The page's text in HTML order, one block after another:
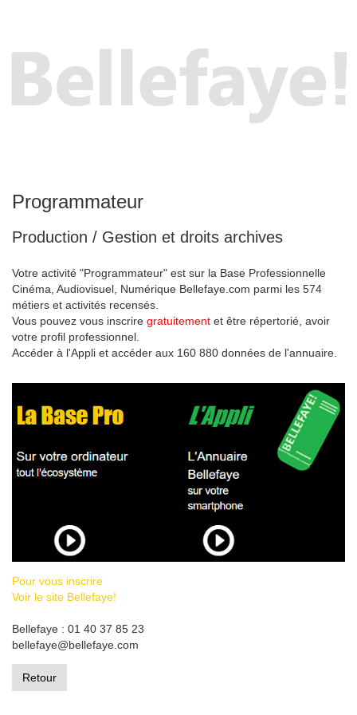
Programmateur
Production / Gestion et droits archives
Votre activité "Programmateur" est sur la Base Professionnelle
Cinéma, Audiovisuel, Numérique Bellefaye.com parmi les 574
métiers et activités recensés.
Vous pouvez vous inscrire gratuitement et être répertorié, avoir
votre profil professionnel.
Accéder à l'Appli et accéder aux 160 880 données de l'annuaire.
Pour vous inscrire
Voir le site Bellefaye!
Bellefaye : 01 40 37 85 23
bellefaye@bellefaye.com
Retour